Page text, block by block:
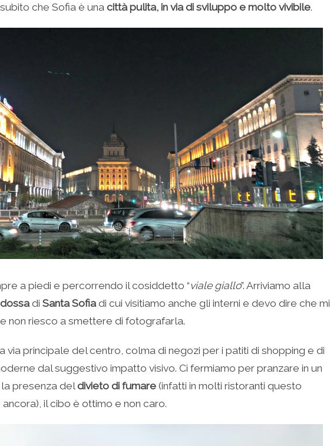
che Sofia è una città pulita, in via di sviluppo e molto vivibile.
a piedi e percorrendo il cosiddetto “viale giallo”. Arriviamo alla
di Santa Sofiadi cui visitiamo anche gli interni e devo dire che mi
non riesco a smettere di fotografarla.
via principale del centro, colma di negozi per i patiti di shopping e di
dal suggestivo impatto visivo. Ci fermiamo per pranzare in un
presenza del divieto di fumare (infatti in molti ristoranti questo
il cibo è ottimo e non caro.